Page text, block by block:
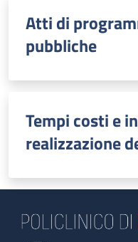
Atti di
pubbliche
Tempi costi e
realizzazione